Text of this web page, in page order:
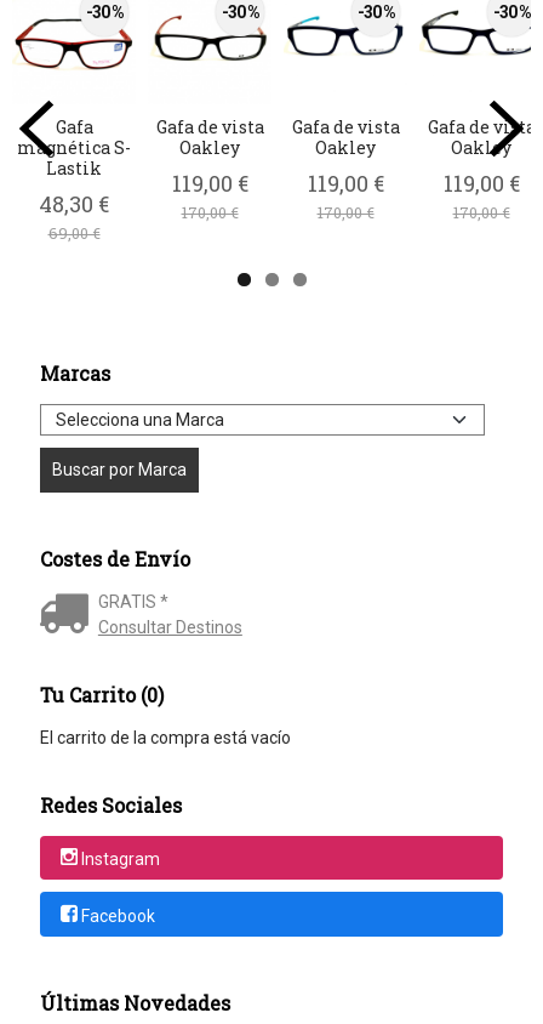
Marcas
Costes de Envío
GRATIS *
Consultar Destinos
Tu Carrito (0)
El carrito de la compra está vacío
Redes Sociales
Instagram
Facebook
Últimas Novedades
-30 %
Gafa
magnética S-
Lastik
48,30 €
69,00 €
-30 %
Gafa de vista
Oakley
119,00 €
170,00 €
-30 %
Gafa de vista
Oakley
119,00 €
170,00 €
-30 %
Gafa de vista
Oakley
119,00 €
170,00 €